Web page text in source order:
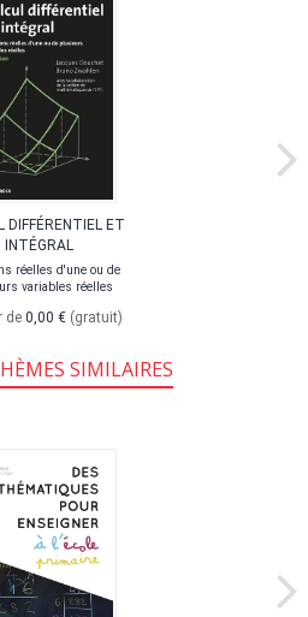
DIFFÉRENTIEL ET
INTÉGRAL
réelles d'une ou de
variables réelles
de 0,00 € (gratuit)
SIMILAIRES